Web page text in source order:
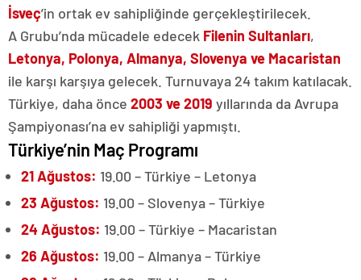
İsveç’in ortak ev sahipliğinde gerçekleştirilecek.
A Grubu’nda mücadele edecek Filenin Sultanları,
Letonya, Polonya, Almanya, Slovenya ve Macaristan
ile karşı karşıya gelecek. Turnuvaya 24 takım katılacak.
Türkiye, daha önce 2003 ve 2019 yıllarında da Avrupa
Şampiyonası’na ev sahipliği yapmıştı.
Türkiye’nin Maç Programı
21 Ağustos: 19.00 – Türkiye – Letonya
23 Ağustos: 19.00 – Slovenya – Türkiye
24 Ağustos: 19.00 – Türkiye – Macaristan
26 Ağustos: 19.00 – Almanya – Türkiye